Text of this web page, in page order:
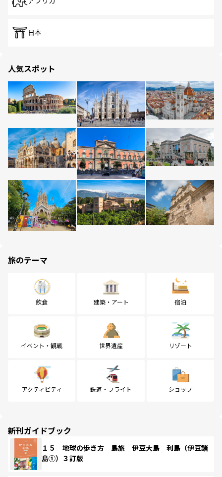
日本
人気スポット
旅のテーマ
飲食 建築・アート 宿泊
イベント・観戦 世界遺産 リゾート
アクティビティ 鉄道・フライト ショップ
新刊ガイドブック
１５ 地球の歩き方 島旅 伊豆大島 利島（伊豆諸
島①）３訂版